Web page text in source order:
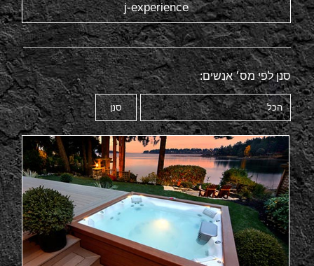
j-experience
סנן לפי מס׳ אנשים:
סנן